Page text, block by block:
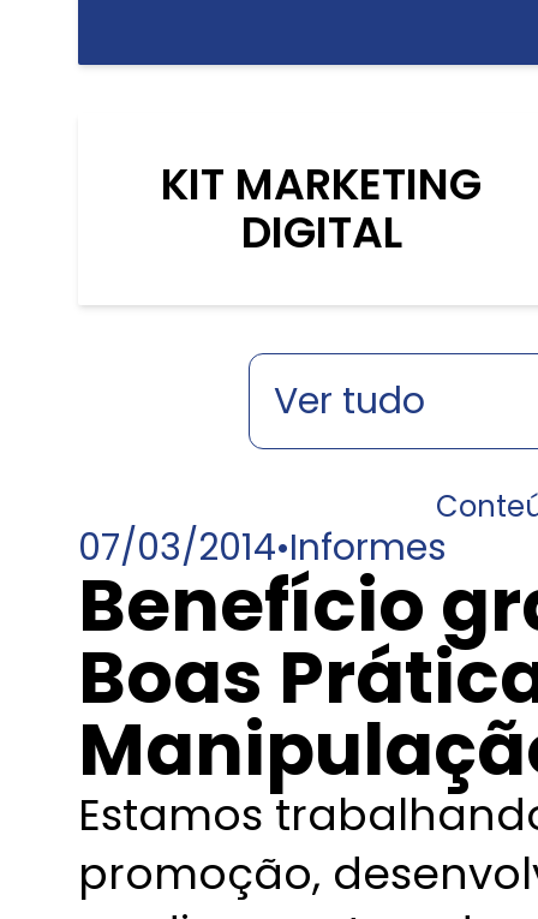
KIT MARKETING
DIGITAL
07/03/2014•Informes
Benefício
Boas
Estamos
promoção,